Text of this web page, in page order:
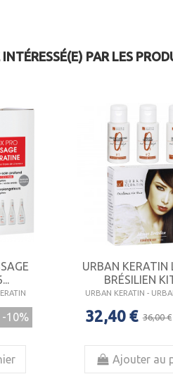
PAR LES
-10%
URBAN KERATIN
BRÉSILIEN
URBAN KERATIN -
32,40 € 36,00 €
Ajouter au